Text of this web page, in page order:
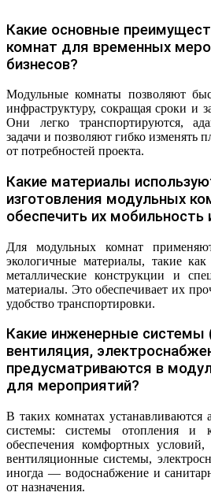
Какие основные
комнат для временных
бизнесов?
Модульные комнаты позволяют
инфраструктуру, сокращая сроки и
Они легко транспортируются,
задачи и позволяют гибко изменять
от потребностей проекта.
Какие материалы
изготовления модульных
обеспечить их мобильность
Для модульных комнат
экологичные материалы, такие
металлические конструкции и
материалы. Это обеспечивает их
удобство транспортировки.
Какие инженерные системы
вентиляция,
предусматриваются в
для мероприятий?
В таких комнатах
системы: системы отопления и
обеспечения комфортных
вентиляционные системы,
иногда — водоснабжение и
от назначения.